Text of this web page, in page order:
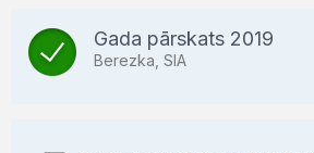
Gada pārskats 2019
Berezka, SIA